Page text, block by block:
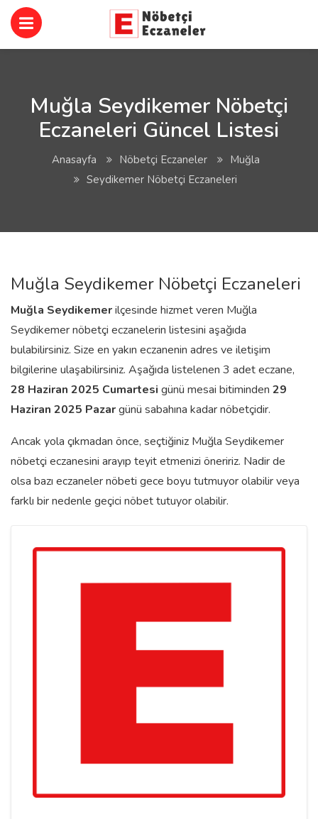
Muğla Seydikemer Nöbetçi
Eczaneleri Güncel Listesi
Anasayfa Nöbetçi Eczaneler
Muğla
Seydikemer Nöbetçi Eczaneleri
Muğla Seydikemer Nöbetçi Eczaneleri
Muğla Seydikemerilçesinde hizmet veren Muğla
Seydikemer nöbetçi eczanelerin listesini aşağıda
bulabilirsiniz. Size en yakın eczanenin adres ve iletişim
bilgilerine ulaşabilirsiniz. Aşağıda listelenen 3 adet eczane,
28 Haziran 2025 Cumartesi günü mesai bitiminden 29
Haziran 2025 Pazargünü sabahına kadar nöbetçidir.
Ancak yola çıkmadan önce, seçtiğiniz Muğla Seydikemer
nöbetçi eczanesini arayıp teyit etmenizi öneririz. Nadir de
olsa bazı eczaneler nöbeti gece boyu tutmuyor olabilir veya
farklı bir nedenle geçici nöbet tutuyor olabilir.